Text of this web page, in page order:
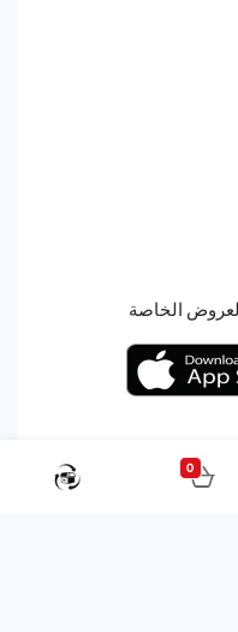
الخاصة
All rights
0